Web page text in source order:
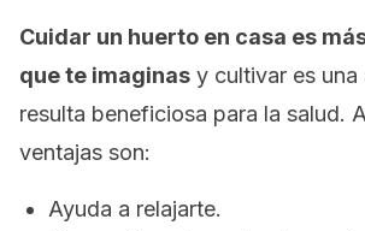
Cuidar un huerto en casa es
que te imaginas y cultivar es
resulta beneficiosa para la salud.
ventajas son:
Ayuda a relajarte.